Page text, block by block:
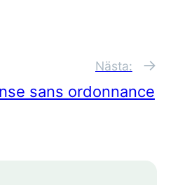
Nästa:
sans ordonnance
→